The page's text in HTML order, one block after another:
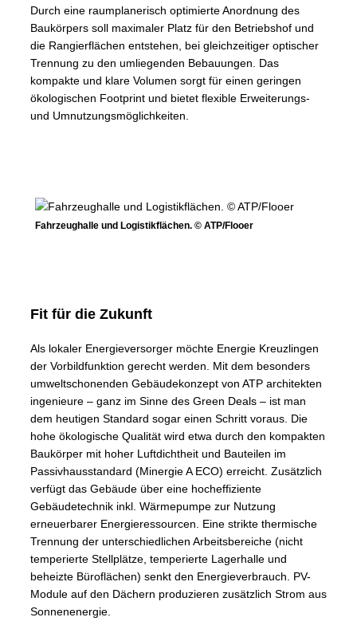
Durch eine raumplanerisch optimierte Anordnung des
Baukörpers soll maximaler Platz für den Betriebshof und
die Rangierflächen entstehen, bei gleichzeitiger optischer
Trennung zu den umliegenden Bebauungen. Das
kompakte und klare Volumen sorgt für einen geringen
ökologischen Footprint und bietet flexible Erweiterungs-
und Umnutzungsmöglichkeiten.
Fahrzeughalle und Logistikflächen. © ATP/Flooer
Fit für die Zukunft
Als lokaler Energieversorger möchte Energie Kreuzlingen
der Vorbildfunktion gerecht werden. Mit dem besonders
umweltschonenden Gebäudekonzept von ATP architekten
ingenieure – ganz im Sinne des Green Deals – ist man
dem heutigen Standard sogar einen Schritt voraus. Die
hohe ökologische Qualität wird etwa durch den kompakten
Baukörper mit hoher Luftdichtheit und Bauteilen im
Passivhausstandard (Minergie A ECO) erreicht. Zusätzlich
verfügt das Gebäude über eine hocheffiziente
Gebäudetechnik inkl. Wärmepumpe zur Nutzung
erneuerbarer Energieressourcen. Eine strikte thermische
Trennung der unterschiedlichen Arbeitsbereiche (nicht
temperierte Stellplätze, temperierte Lagerhalle und
beheizte Büroflächen) senkt den Energieverbrauch. PV-
Module auf den Dächern produzieren zusätzlich Strom aus
Sonnenenergie.